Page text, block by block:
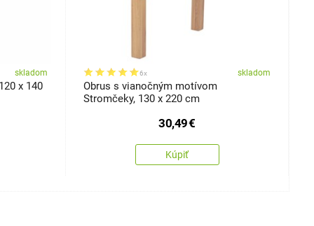
skladom
x 140
6x skladom
Obrus s vianočným motívom
Stromčeky, 130 x 220 cm
30,49€
Kúpiť